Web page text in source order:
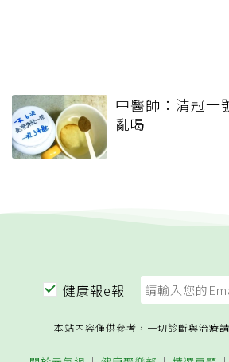
中醫師：清冠一
亂喝
健康報e報
本站內容僅供參考，一切診斷與治療